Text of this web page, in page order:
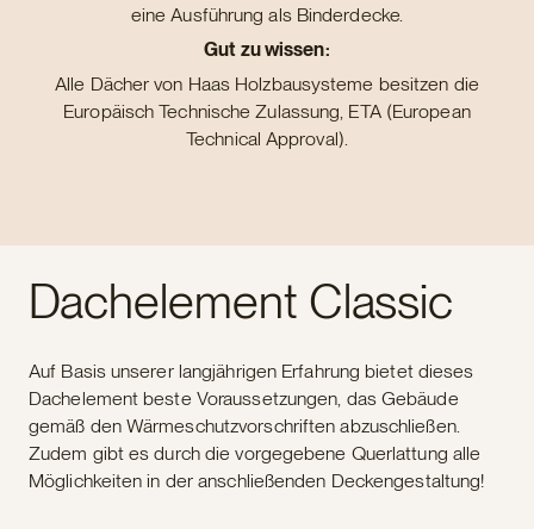
eine Ausführung als Binderdecke.
Gut zu wissen:
Alle Dächer von Haas Holzbausysteme besitzen die
Europäisch Technische Zulassung, ETA (European
Technical Approval).
Dachelement Classic
Auf Basis unserer langjährigen Erfahrung bietet dieses
Dachelement beste Voraussetzungen, das Gebäude
gemäß den Wärmeschutzvorschriften abzuschließen.
Zudem gibt es durch die vorgegebene Querlattung alle
Möglichkeiten in der anschließenden Deckengestaltung!